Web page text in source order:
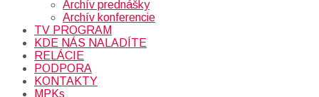
Archív prednášky
Archív konferencie
TV PROGRAM
KDE NÁS NALADÍTE
RELÁCIE
PODPORA
KONTAKTY
MPKs